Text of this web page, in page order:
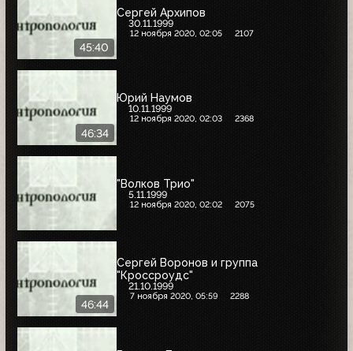
45:40
Сергей Архипов
30.11.1999
12 ноября 2020, 02:05 2107
46:34
Юрий Наумов
10.11.1999
12 ноября 2020, 02:03 2368
"Волков Трио"
5.11.1999
12 ноября 2020, 02:02 2075
46:44
Сергей Воронов и группа
"Кроссроудс"
21.10.1999
7 ноября 2020, 05:59 2288